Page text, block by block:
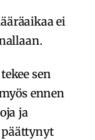
ei
sen
ennen
ja
päättynyt